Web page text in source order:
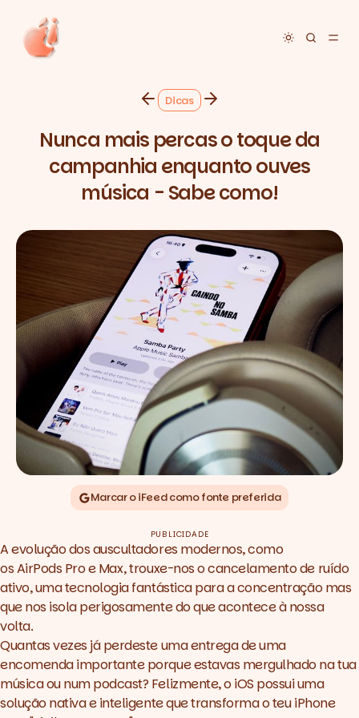
Toggle
Dicas
Nunca mais percas o toque da
campanhia enquanto ouves
música - Sabe como!
Marcar o iFeed como fonte preferida
PUBLICIDADE
A evolução dos auscultadores modernos, como
os AirPods Pro e Max, trouxe-nos o cancelamento de ruído
ativo, uma tecnologia fantástica para a concentração mas
que nos isola perigosamente do que acontece à nossa
volta.
Quantas vezes já perdeste uma entrega de uma
encomenda importante porque estavas mergulhado na tua
música ou num podcast? Felizmente, o iOS possui uma
solução nativa e inteligente que transforma o teu iPhone